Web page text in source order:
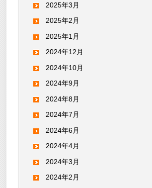
2025年3月
2025年2月
2025年1月
2024年12月
2024年10月
2024年9月
2024年8月
2024年7月
2024年6月
2024年4月
2024年3月
2024年2月